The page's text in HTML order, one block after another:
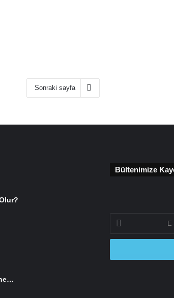
Sonraki sayfa
Bültenimize
Posta
adresinizi